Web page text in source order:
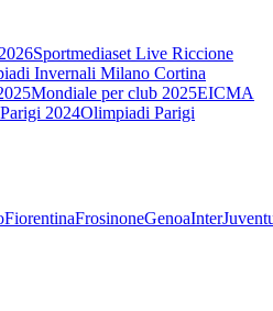
Sportmediaset Live Riccione
Invernali Milano Cortina
Mondiale per club 2025EICMA
2024Olimpiadi Parigi
FiorentinaFrosinoneGenoaInter